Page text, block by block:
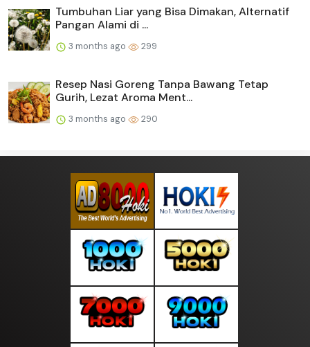
Tumbuhan Liar yang Bisa Dimakan, Alternatif
Pangan Alami di ...
3 months ago 299
Resep Nasi Goreng Tanpa Bawang Tetap
Gurih, Lezat Aroma Ment...
3 months ago 290